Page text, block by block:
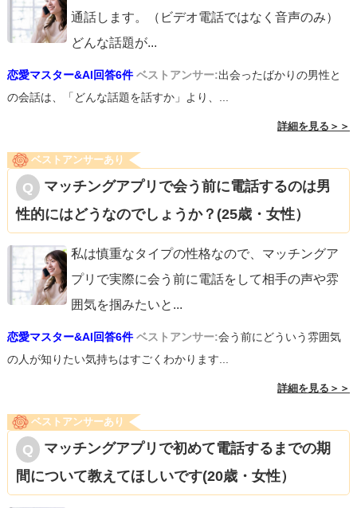
通話します。（ビデオ電話ではなく音声のみ）
どんな話題が...
恋愛マスター&AI回答6件 ベストアンサー:出会ったばかりの男性と
の会話は、「どんな話題を話すか」より、...
詳細を見る＞＞
ベストアンサーあり
マッチングアプリで会う前に電話するのは男
性的にはどうなのでしょうか？(25歳・女性）
私は慎重なタイプの性格なので、マッチングア
プリで実際に会う前に電話をして相手の声や雰
囲気を掴みたいと ...
恋愛マスター&AI回答6件 ベストアンサー:会う前にどういう雰囲気
の人が知りたい気持ちはすごくわかります...
詳細を見る＞＞
ベストアンサーあり
マッチングアプリで初めて電話するまでの期
間について教えてほしいです(20歳・女性）